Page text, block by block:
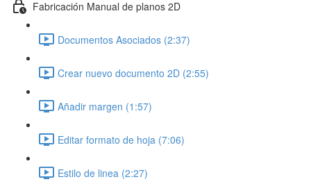
Fabricación Manual de planos 2D
Documentos Asociados (2:37)
Crear nuevo documento 2D (2:55)
Añadir margen (1:57)
Editar formato de hoja (7:06)
Estilo de linea (2:27)